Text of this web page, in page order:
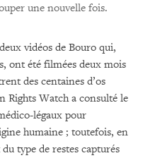
une nouvelle fois.
vidéos de Bouro qui,
ont été filmées deux mois
des centaines d’os
Rights Watch a consulté le
légaux pour
humaine ; toutefois, en
type de restes capturés